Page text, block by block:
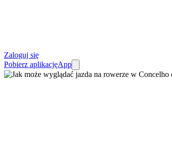
Zaloguj się
Pobierz aplikacjęApp